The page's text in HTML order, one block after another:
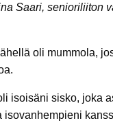
Saari, senioriliiton
oli mummola,
isoisäni sisko, joka
isovanhempieni